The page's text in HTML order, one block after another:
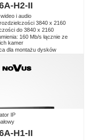
H2-II
i audio
3840 x 2160
do 3840 x 2160
160 Mb/s łącznie ze
kamer
dla montażu dysków
IP
H1-II